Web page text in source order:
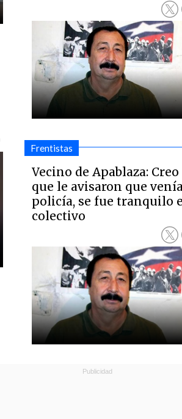
Frentistas
Vecino de Apablaza: Creo
que le avisaron que
policía, se fue tranquilo
colectivo